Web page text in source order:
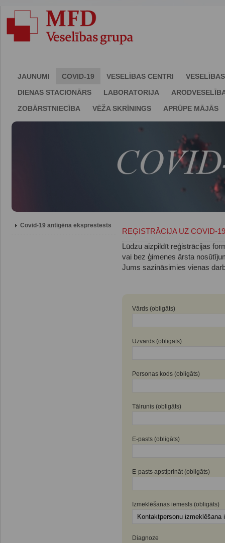
JAUNUMI COVID-19 VESELĪBAS CENTRI
DIENAS STACIONĀRS
LABORATORIJA
ZOBĀRSTNIECĪBA
VĒŽA SKRĪNINGS APRŪPE MĀJĀS
Covid-19 antigēna eksprestests
REĢISTRĀCIJA UZ COVID-
Lūdzu aizpildīt reģistrācijas
vai bez ģimenes ārsta
Jums sazināsimies vienas
Vārds (obligāts)
Uzvārds (obligāts)
Personas kods (obligāts)
Tālrunis (obligāts)
E-pasts (obligāts)
E-pasts apstiprināt (obligāts)
Izmeklēšanas iemesls (obligāts)
Diagnoze